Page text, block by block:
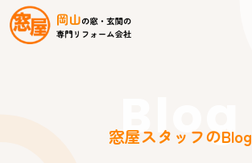
Blog
窓屋スタッフのBlog